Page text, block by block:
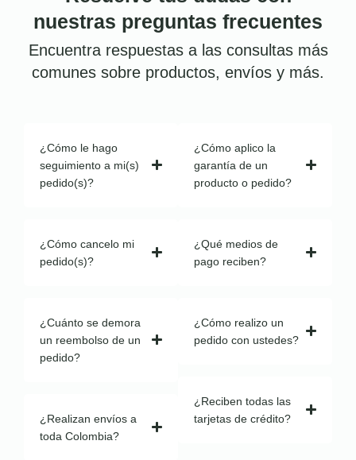
nuestras preguntas frecuentes
Encuentra respuestas a las consultas más
comunes sobre productos, envíos y más.
¿Cómo le hago
seguimiento a mi(s)
pedido(s)?
¿Cómo cancelo mi
pedido(s)?
¿Cuánto se demora
un reembolso de un
pedido?
¿Realizan envíos a
toda Colombia?
¿Cómo aplico la
garantía de un
producto o pedido?
¿Qué medios de
pago reciben?
¿Cómo realizo un
pedido con ustedes?
¿Reciben todas las
tarjetas de crédito?